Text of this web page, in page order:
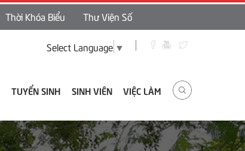
Thời Khóa Biểu Thư Viện Số
Select Language ▼
TUYỂN SINH SINH VIÊN VIỆC LÀM